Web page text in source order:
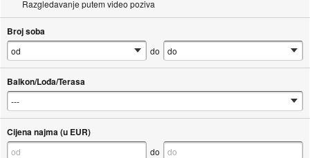
Razgledavanje putem video poziva
Broj soba
do
Balkon/Lođa/Terasa
Cijena najma (u EUR)
do